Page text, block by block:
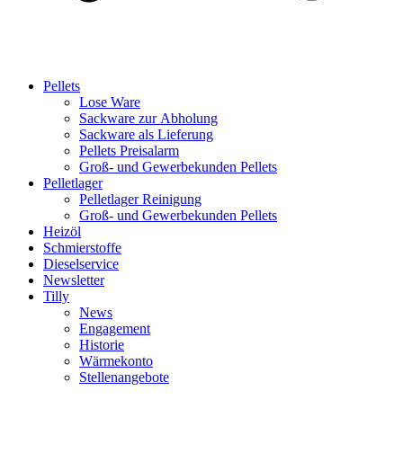
Pellets
Lose Ware
Sackware zur Abholung
Sackware als Lieferung
Pellets Preisalarm
Groß- und Gewerbekunden Pellets
Pelletlager
Pelletlager Reinigung
Groß- und Gewerbekunden Pellets
Heizöl
Schmierstoffe
Dieselservice
Newsletter
Tilly
News
Engagement
Historie
Wärmekonto
Stellenangebote